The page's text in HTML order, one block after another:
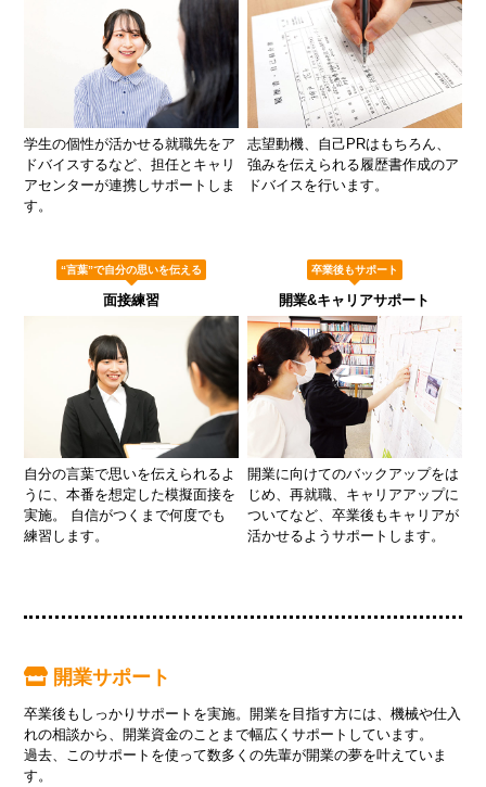
学生の個性が活かせる就職先をア
ドバイスするなど、担任とキャリ
アセンターが連携しサポートしま
す。
志望動機、自己PRはもちろん、
強みを伝えられる履歴書作成のア
ドバイスを行います。
“言葉”で自分の思いを伝える
面接練習
自分の言葉で思いを伝えられるよ
うに、本番を想定した模擬面接を
実施。 自信がつくまで何度でも
練習します。
卒業後もサポート
開業&キャリアサポート
開業に向けてのバックアップをは
じめ、再就職、キャリアアップに
ついてなど、卒業後もキャリアが
活かせるようサポートします。
開業サポート
卒業後もしっかりサポートを実施。開業を目指す方には、機械や仕入
れの相談から、開業資金のことまで幅広くサポートしています。
過去、このサポートを使って数多くの先輩が開業の夢を叶えていま
す。